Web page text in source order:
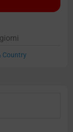
Country